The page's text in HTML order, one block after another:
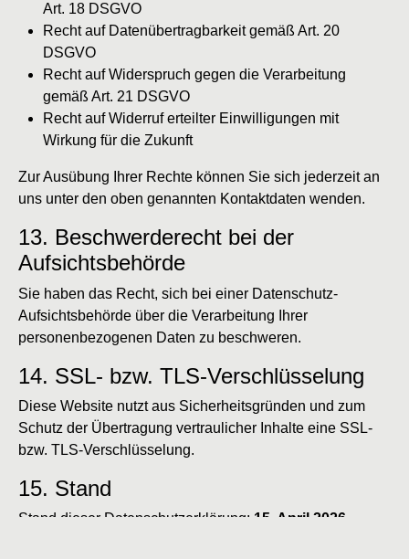
Art. 18 DSGVO
Recht auf Datenübertragbarkeit gemäß Art. 20
DSGVO
Recht auf Widerspruch gegen die Verarbeitung
gemäß Art. 21 DSGVO
Recht auf Widerruf erteilter Einwilligungen mit
Wirkung für die Zukunft
Zur Ausübung Ihrer Rechte können Sie sich jederzeit an
uns unter den oben genannten Kontaktdaten wenden.
13. Beschwerderecht bei der
Aufsichtsbehörde
Sie haben das Recht, sich bei einer Datenschutz-
Aufsichtsbehörde über die Verarbeitung Ihrer
personenbezogenen Daten zu beschweren.
14. SSL- bzw. TLS-Verschlüsselung
Diese Website nutzt aus Sicherheitsgründen und zum
Schutz der Übertragung vertraulicher Inhalte eine SSL-
bzw. TLS-Verschlüsselung.
15. Stand
Stand dieser Datenschutzerklärung: 15. April 2026